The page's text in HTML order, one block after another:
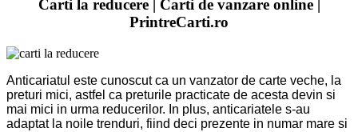
Carti la reducere | Carti de vanzare online |
PrintreCarti.ro
Anticariatul este cunoscut ca un vanzator de carte veche, la
preturi mici, astfel ca preturile practicate de acesta devin si
mai mici in urma reducerilor. In plus, anticariatele s-au
adaptat la noile trenduri, fiind deci prezente in numar mare si